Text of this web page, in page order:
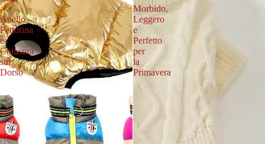
–
Anello
Pettorina
e
Chiusura
sul
Dorso
Morbido,
Leggero
e
Perfetto
per
la
Primavera